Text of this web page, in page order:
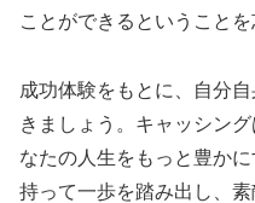
ことができるということ
成功体験をもとに、自分
きましょう。キャッシン
なたの人生をもっと豊か
持って一歩を踏み出し、